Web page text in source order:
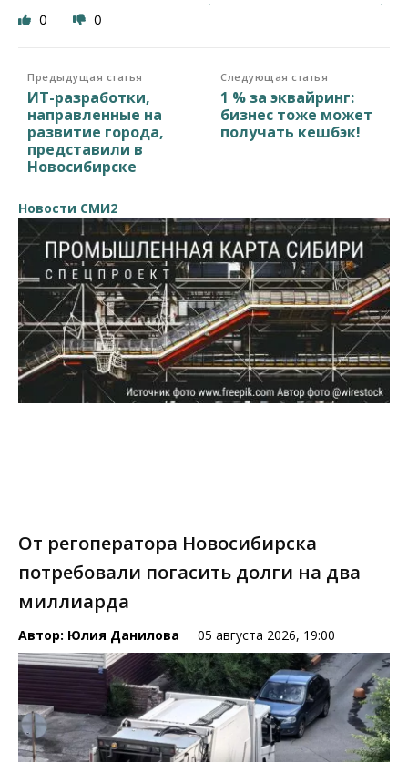
0 0
Предыдущая статья
ИТ-разработки,
направленные на
развитие города,
представили в
Новосибирске
Следующая статья
1 % за эквайринг:
бизнес тоже может
получать кешбэк!
Новости СМИ2
От регоператора Новосибирска
потребовали погасить долги на два
миллиарда
Автор: Юлия Данилова 05 августа 2026, 19:00